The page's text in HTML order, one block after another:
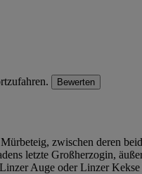
Bewerten
zwischen deren
letzte Großherzogin,
Auge oder Linzer